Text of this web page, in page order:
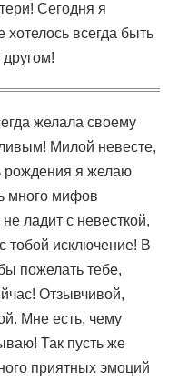
Сегодня я
всегда быть
желала своему
Милой невесте,
рождения я желаю
много мифов
ладит с невесткой,
тобой исключение! В
пожелать тебе,
Отзывчивой,
Мне есть, чему
Так пусть же
приятных эмоций